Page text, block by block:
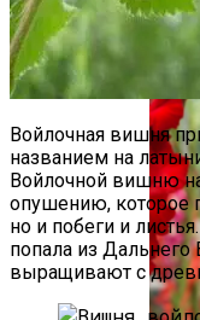
Войлочная вишня
названием на
Войлочной вишню
опушению, которое
но и побеги и
попала из Дальнего
выращивают с